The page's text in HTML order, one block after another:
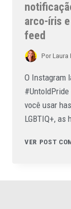
arco-íris
feed
PorLaura
O Instagram
#UntoldPride
você usar
LGBTIQ+, as
VER POST